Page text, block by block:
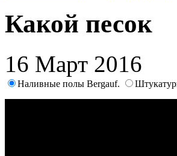
Какой песок
16 Март 2016
Наливные полы Bergauf.